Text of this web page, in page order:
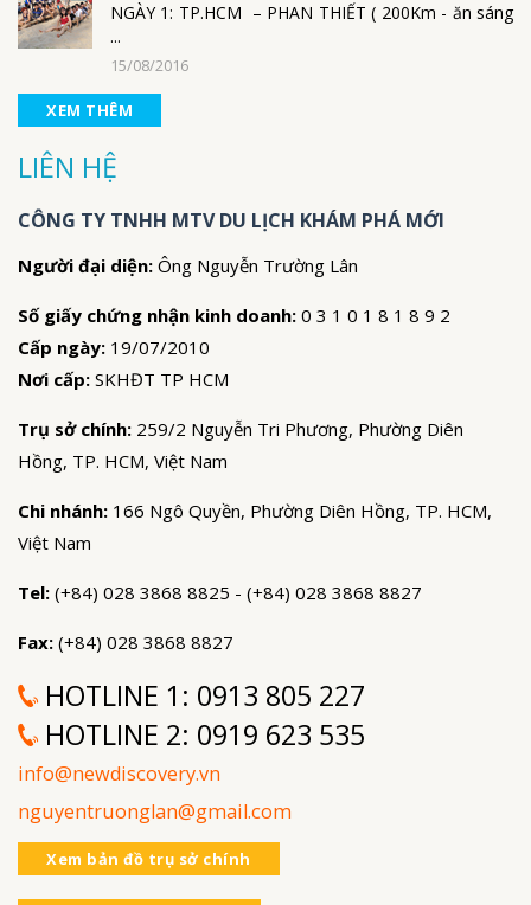
NGÀY 1: TP.HCM – PHAN THIẾT ( 200Km - ăn sáng
...
15/08/2016
XEM THÊM
LIÊN HỆ
CÔNG TY TNHH MTV DU LỊCH KHÁM PHÁ MỚI
Người đại diện: Ông Nguyễn Trường Lân
Số giấy chứng nhận kinh doanh: 0 3 1 0 1 8 1 8 9 2
Cấp ngày: 19/07/2010
Nơi cấp: SKHĐT TP HCM
Trụ sở chính: 259/2 Nguyễn Tri Phương, Phường Diên
Hồng, TP. HCM, Việt Nam
Chi nhánh: 166 Ngô Quyền, Phường Diên Hồng, TP. HCM,
Việt Nam
Tel: (+84) 028 3868 8825 - (+84) 028 3868 8827
Fax: (+84) 028 3868 8827
HOTLINE 1: 0913 805 227
HOTLINE 2: 0919 623 535
info@newdiscovery.vn
nguyentruonglan@gmail.com
Xem bản đồ trụ sở chính